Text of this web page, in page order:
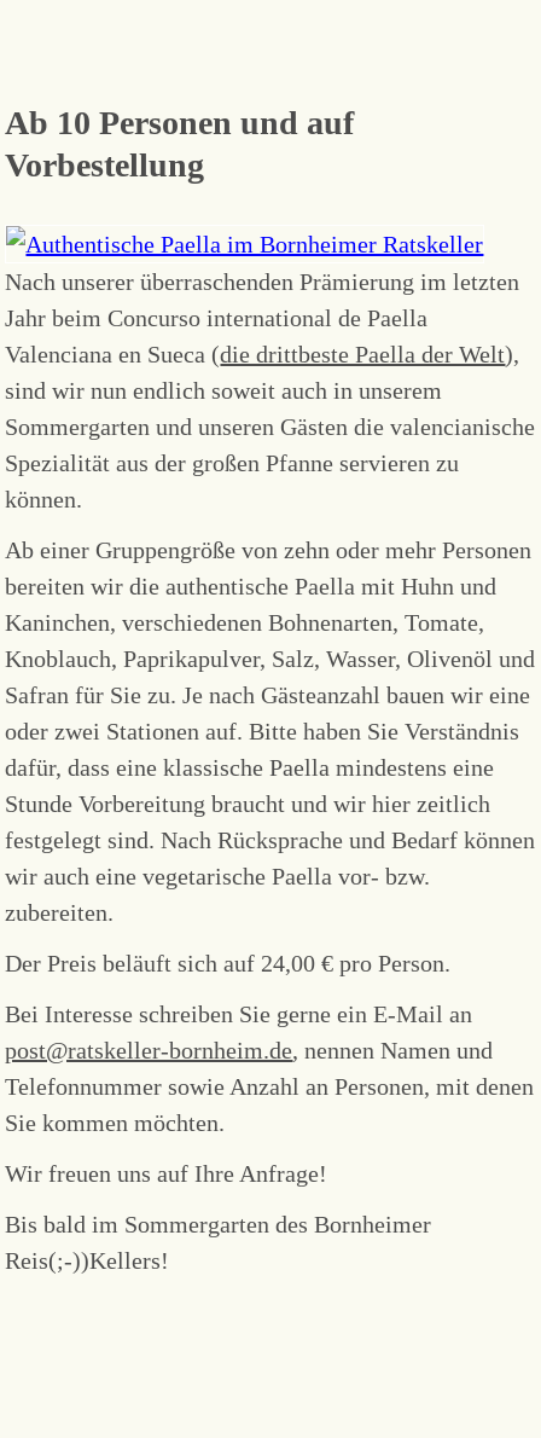
Ab 10 Personen und auf
Vorbestellung
Nach unserer überraschenden Prämierung im letzten
Jahr beim Concurso international de Paella
Valenciana en Sueca (die drittbeste Paella der Welt),
sind wir nun endlich soweit auch in unserem
Sommergarten und unseren Gästen die valencianische
Spezialität aus der großen Pfanne servieren zu
können.
Ab einer Gruppengröße von zehn oder mehr Personen
bereiten wir die authentische Paella mit Huhn und
Kaninchen, verschiedenen Bohnenarten, Tomate,
Knoblauch, Paprikapulver, Salz, Wasser, Olivenöl und
Safran für Sie zu. Je nach Gästeanzahl bauen wir eine
oder zwei Stationen auf. Bitte haben Sie Verständnis
dafür, dass eine klassische Paella mindestens eine
Stunde Vorbereitung braucht und wir hier zeitlich
festgelegt sind. Nach Rücksprache und Bedarf können
wir auch eine vegetarische Paella vor- bzw.
zubereiten.
Der Preis beläuft sich auf 24,00 € pro Person.
Bei Interesse schreiben Sie gerne ein E-Mail an
post@ratskeller-bornheim.de, nennen Namen und
Telefonnummer sowie Anzahl an Personen, mit denen
Sie kommen möchten.
Wir freuen uns auf Ihre Anfrage!
Bis bald im Sommergarten des Bornheimer
Reis(;-))Kellers!